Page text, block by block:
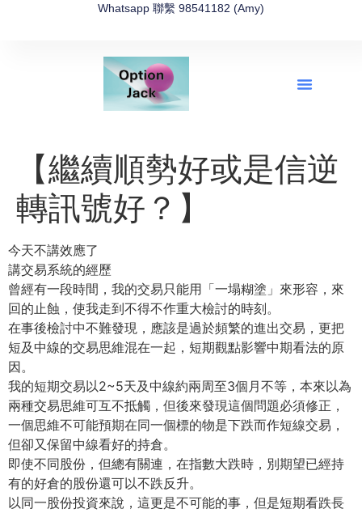
Whatsapp 聯繫 98541182 (Amy)
【繼續順勢好或是信逆
轉訊號好？】
今天不講效應了
講交易系統的經歷
曾經有一段時間，我的交易只能用「一塌糊塗」來形容，來
回的止蝕，使我走到不得不作重大檢討的時刻。
在事後檢討中不難發現，應該是過於頻繁的進出交易，更把
短及中線的交易思維混在一起，短期觀點影響中期看法的原
因。
我的短期交易以2~5天及中線約兩周至3個月不等，本來以為
兩種交易思維可互不抵觸，但後來發現這個問題必須修正，
一個思維不可能預期在同一個標的物是下跌而作短線交易，
但卻又保留中線看好的持倉。
即使不同股份，但總有關連，在指數大跌時，別期望已經持
有的好倉的股份還可以不跌反升。
以同一股份投資來說，這更是不可能的事，但是短期看跌長